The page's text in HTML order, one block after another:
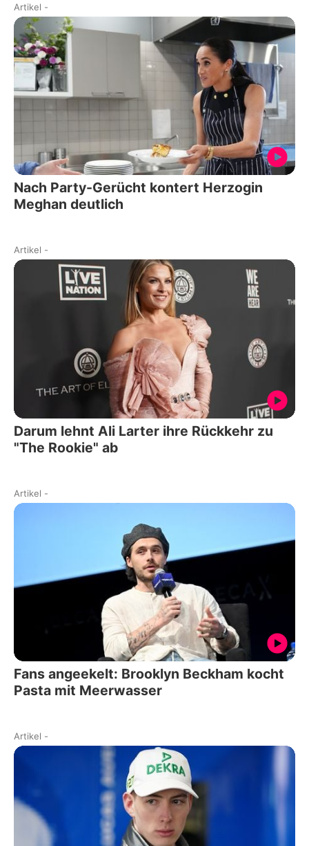
Artikel -
Nach Party-Gerücht kontert Herzogin
Meghan deutlich
Artikel -
Darum lehnt Ali Larter ihre Rückkehr zu
"The Rookie" ab
Artikel -
Fans angeekelt: Brooklyn Beckham kocht
Pasta mit Meerwasser
Artikel -